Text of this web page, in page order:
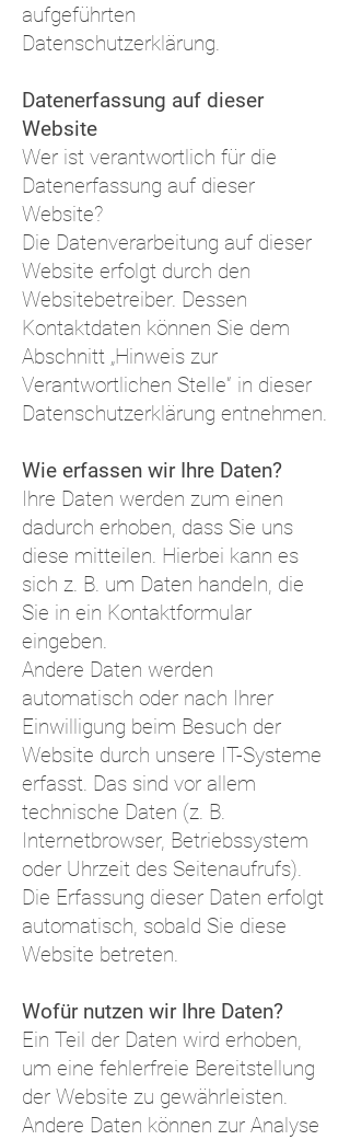
aufgeführten
Datenschutzerklärung.
Datenerfassung auf dieser
Website
Wer ist verantwortlich für die
Datenerfassung auf dieser
Website?
Die Datenverarbeitung auf dieser
Website erfolgt durch den
Websitebetreiber. Dessen
Kontaktdaten können Sie dem
Abschnitt „Hinweis zur
Verantwortlichen Stelle“ in dieser
Datenschutzerklärung entnehmen.
Wie erfassen wir Ihre Daten?
Ihre Daten werden zum einen
dadurch erhoben, dass Sie uns
diese mitteilen. Hierbei kann es
sich z. B. um Daten handeln, die
Sie in ein Kontaktformular
eingeben.
Andere Daten werden
automatisch oder nach Ihrer
Einwilligung beim Besuch der
Website durch unsere IT-Systeme
erfasst. Das sind vor allem
technische Daten (z. B.
Internetbrowser, Betriebssystem
oder Uhrzeit des Seitenaufrufs).
Die Erfassung dieser Daten erfolgt
automatisch, sobald Sie diese
Website betreten.
Wofür nutzen wir Ihre Daten?
Ein Teil der Daten wird erhoben,
um eine fehlerfreie Bereitstellung
der Website zu gewährleisten.
Andere Daten können zur Analyse